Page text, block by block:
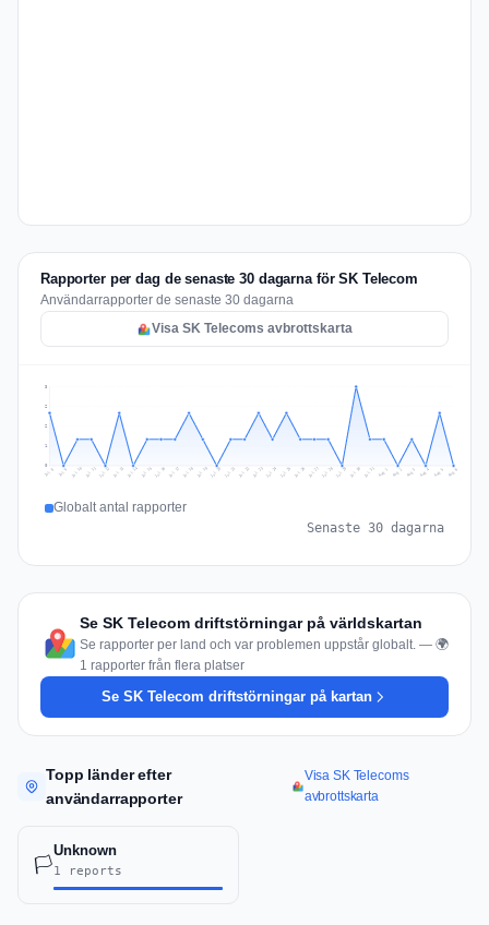
Rapporter per dag de senaste 30 dagarna för SK Telecom
Användarrapporter de senaste 30 dagarna
Visa SK Telecoms avbrottskarta
1
2
2
3
Jul 8 Jul 9 Jul 10 Jul 11 Jul 12 Jul 13 Jul 14 Jul 15 Jul 16 Jul 17 Jul 18 Jul 19 Jul 20 Jul 21 Jul 22 Jul 23 Jul 24 Jul 25 Jul 26 Jul 27 Jul 28 Jul 29 Jul 30 Jul 31 Aug 1 Aug 2 Aug 3 Aug 4 Aug 5 Aug 6
Globalt antal rapporter
Senaste 30 dagarna
Se SK Telecom driftstörningar på världskartan
Se rapporter per land och var problemen uppstår globalt. — 🌍
1 rapporter från flera platser
Se SK Telecom driftstörningar på kartan
Topp länder efter
användarrapporter
Visa SK Telecoms
avbrottskarta
🏳️
Unknown
1 reports